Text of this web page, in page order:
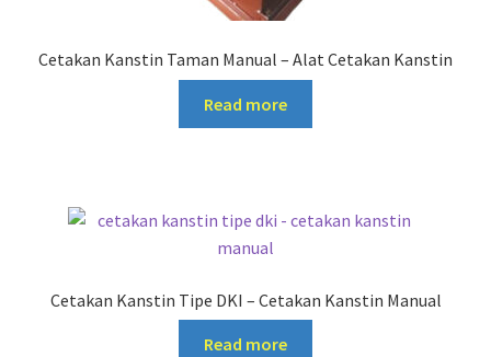
Cetakan Kanstin Taman Manual – Alat Cetakan Kanstin
Read more
Cetakan Kanstin Tipe DKI – Cetakan Kanstin Manual
Read more